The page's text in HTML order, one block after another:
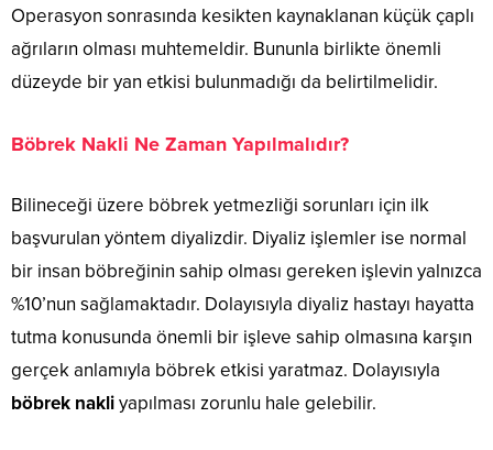
Operasyon sonrasında kesikten kaynaklanan küçük çaplı
ağrıların olması muhtemeldir. Bununla birlikte önemli
düzeyde bir yan etkisi bulunmadığı da belirtilmelidir.
Böbrek Nakli Ne Zaman Yapılmalıdır?
Bilineceği üzere böbrek yetmezliği sorunları için ilk
başvurulan yöntem diyalizdir. Diyaliz işlemler ise normal
bir insan böbreğinin sahip olması gereken işlevin yalnızca
%10’nun sağlamaktadır. Dolayısıyla diyaliz hastayı hayatta
tutma konusunda önemli bir işleve sahip olmasına karşın
gerçek anlamıyla böbrek etkisi yaratmaz. Dolayısıyla
böbrek nakliyapılması zorunlu hale gelebilir.